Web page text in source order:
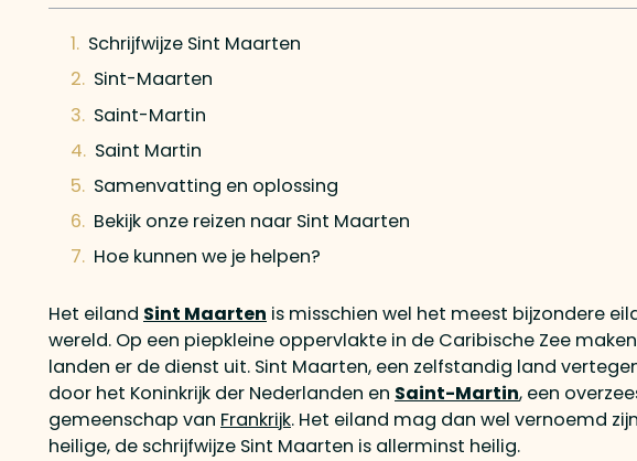
Schrijfwijze Sint Maarten
Sint-Maarten
Saint-Martin
Saint Martin
Samenvatting en oplossing
Bekijk onze reizen naar Sint Maarten
Hoe kunnen we je helpen?
Het eiland Sint Maarten is misschien wel het meest bijzondere
wereld. Op een piepkleine oppervlakte in de Caribische Zee
landen er de dienst uit. Sint Maarten, een zelfstandig land
door het Koninkrijk der Nederlanden en Saint-Martin, een
gemeenschap van Frankrijk. Het eiland mag dan wel vernoemd
heilige, de schrijfwijze Sint Maarten is allerminst heilig.